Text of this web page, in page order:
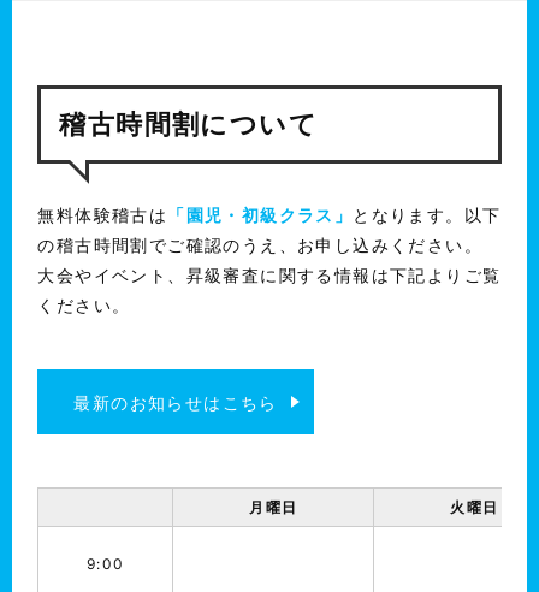
稽古時間割について
無料体験稽古は 「園児・初級クラス」 となります。以下
の稽古時間割でご確認のうえ、お申し込みください。
大会やイベント、昇級審査に関する情報は下記よりご覧
ください。
最新のお知らせはこちら
月曜日 火曜日
9:00